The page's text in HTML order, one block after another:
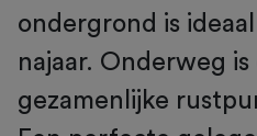
ondergrond is
najaar. Onderweg is
gezamenlijke